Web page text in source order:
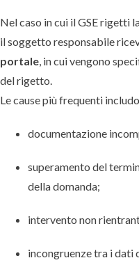
Nel caso in cui il GSE rigetti
il soggetto responsabile
portale, in cui vengono
del rigetto.
Le cause più frequenti
documentazione
superamento del
della domanda;
intervento non
incongruenze tra i dati